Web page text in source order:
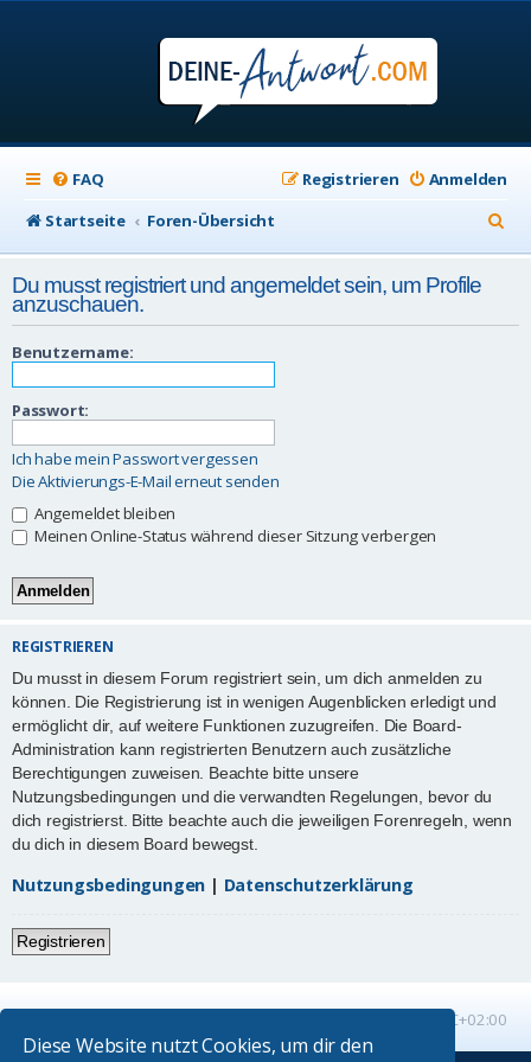
Diese Website nutzt Cookies, um dir den
FAQ Anmelden
Registrieren
Startseite
Foren-Übersicht
u
h
Du musst registriert und angemeldet sein, um Profile
anzuschauen.
Benutzername:
Passwort:
Ich habe mein Passwort vergessen
Die Aktivierungs-E-Mail erneut senden
Angemeldet bleiben
Meinen Online-Status während dieser Sitzung verbergen
REGISTRIEREN
Du musst in diesem Forum registriert sein, um dich anmelden zu
können. Die Registrierung ist in wenigen Augenblicken erledigt und
ermöglicht dir, auf weitere Funktionen zuzugreifen. Die Board-
Administration kann registrierten Benutzern auch zusätzliche
Berechtigungen zuweisen. Beachte bitte unsere
Nutzungsbedingungen und die verwandten Regelungen, bevor du
dich registrierst. Bitte beachte auch die jeweiligen Forenregeln, wenn
du dich in diesem Board bewegst.
Nutzungsbedingungen | Datenschutzerklärung
Registrieren
UTC+02:00